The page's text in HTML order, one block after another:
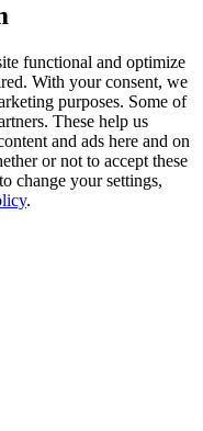
functional and optimize
With your consent, we
purposes. Some of
These help us
and ads here and on
or not to accept these
change your settings,
.